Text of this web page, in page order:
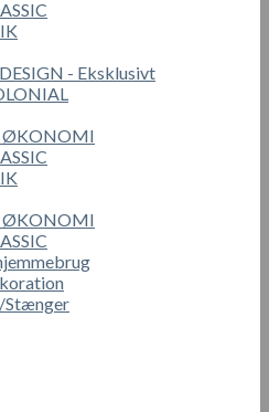
- Eksklusivt
ØKONOMI
ØKONOMI
Stænger